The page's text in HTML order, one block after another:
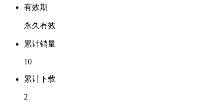
有效期
永久有效
累计销量
10
累计下载
2